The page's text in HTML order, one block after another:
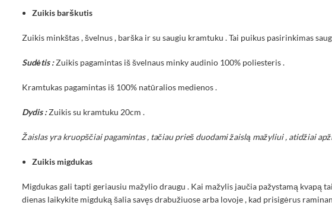
Zuikis barškutis
Zuikis minkštas , švelnus , barška ir su saugiu kramtuku . Tai puikus pasirinkimas
Sudėtis :Zuikis pagamintas iš švelnaus minky audinio 100% poliesteris .
Kramtukas pagamintas iš 100% natūralios medienos .
Dydis :Zuikis su kramtuku 20cm .
Žaislas yra kruopščiai pagamintas , tačiau prieš duodami žaislą mažyliui , atidžiai
Zuikis migdukas
Migdukas gali tapti geriausiu mažylio draugu . Kai mažylis jaučia pažystamą kvapą
dienas laikykite migduką šalia savęs drabužiuose arba lovoje , kad prisigėrus